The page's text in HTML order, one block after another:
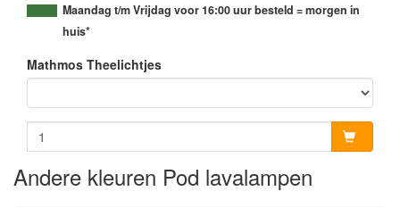
Maandag t/m Vrijdag voor 16:00 uur besteld = morgen in
huis*
Mathmos Theelichtjes
Andere kleuren Pod lavalampen